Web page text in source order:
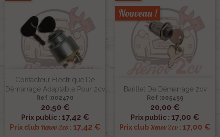
Contacteur Électrique De
Démarrage Adaptable Pour 2cv
Ref :002470
20,50 €
Prix public : 17,42 €
Prix club Renov 2cv: 17,42 €
Barillet De Démarrage 2cv
Ref :005459
20,00 €
Prix public : 17,00 €
Prix club Renov 2cv : 17,00 €
Nouveau !